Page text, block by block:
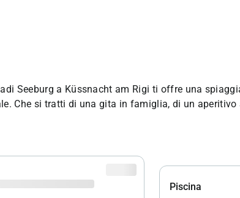
Seeburg a Küssnacht am Rigi ti offre una
Che si tratti di una gita in famiglia, di un
Piscina